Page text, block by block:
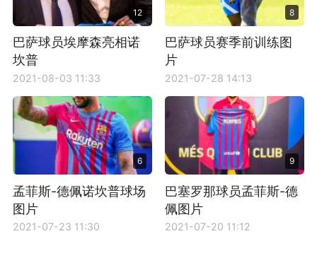
12
巴萨球员埃摩森亮相诺
坎普
2021-08-03 11:33
8
巴萨球员赛季前训练图
片
2021-07-28 14:13
6
孟菲斯-德佩诺坎普球场
图片
2021-07-23 11:30
9
巴塞罗那球员孟菲斯-德
佩图片
2021-07-20 11:12